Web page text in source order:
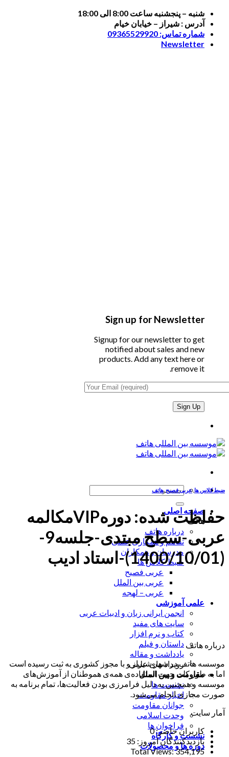
Skip
content
شنبه – پنجشنبه ساعت 8:00 الی 18:00
آدرس : شیراز – خیابان خیام
شماره تماس: 09365529920
Newsletter
Sign up for Newsletter
Signup for our newsletter to get
notified about sales and new
products. Add any text here or
remove it.
جستجو
صفحه اصلی
هاتف
درباره هاتف
تفاهم و همکاری علمی
مدرسان و همکاران
ضبط کلاس ها
عربی فصیح
عربی بین الملل
عربی – لهجه
علمی آموزشی
انجمن ایرانی زبان و ادبیات عربی
سایت های مفید
کتاب و نرم افزار
داستان و فیلم
یادداشت و مقاله
رویداد های علمی
مقاومت و بین الملل
نشست ها
اخبار مقاومت
جوانان مقاومت
وحدت اسلامی
فراخوان ها
نشست و کارگاه
دوره ها و محصولات
ضبط کلاس ها ,عربی فصیح,هاتف
حفاظت شده: دورهVIPمکالمه
عربی-سطح مبتدی-جلسه9-
(1400/10/01)-استاد ادیب
درباره هاتف
موسسه هاتف در شهر شیراز و با مجوز کشوری به ثبت رسیده است
اما به طور کلی جهت استفاده‌ی همه‌ی هموطنان از آموزش‌های
موسسه و همچنین به دلیل فرامرزی بودن فعالیت‌ها، تمام برنامه به
صورت مجازی انجام می‌شود.
آمار سایت
کاربران حاضر:0
بازدیدکنندگان امروز: 35
Total Views:354,195